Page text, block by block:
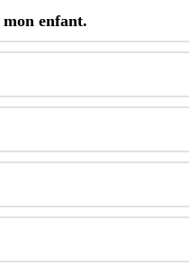
mon enfant.